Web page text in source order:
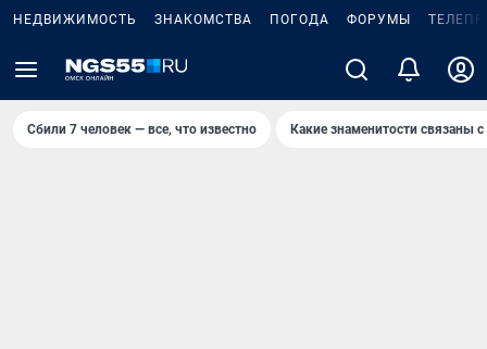
НЕДВИЖИМОСТЬ ЗНАКОМСТВА ПОГОДА ФОРУМЫ
Сбили 7 человек — все, что известно Какие знаменитости связаны